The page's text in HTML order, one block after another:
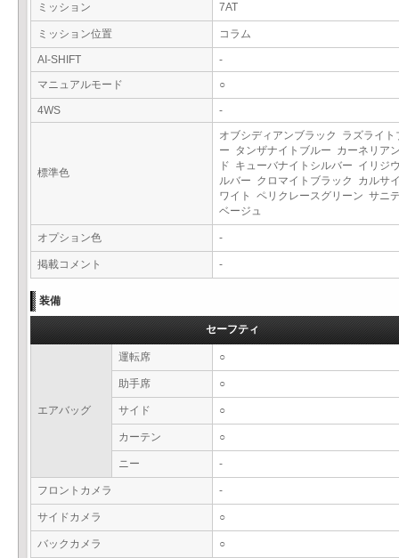
ミッション 7AT
ミッション位置 コラム
AI-SHIFT
-
マニュアルモード
○
4WS -
標準色
オブシディアンブラック ラズライト
ー タンザナイトブルー カーネリア
ド キューバナイトシルバー イリジ
ルバー クロマイトブラック カルサ
ワイト ペリクレースグリーン サニ
ベージュ
オプション色 -
掲載コメント -
装備
セーフティ
エアバッグ
運転席 ○
助手席 ○
サイド ○
カーテン ○
ニー -
フロントカメラ -
サイドカメラ ○
バックカメラ ○